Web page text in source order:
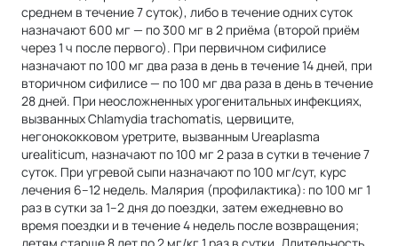
среднем в течение 7 суток), либо в течение одних суток
назначают 600 мг — по 300 мг в 2 приёма (второй приём
через 1 ч после первого). При первичном сифилисе
назначают по 100 мг два раза в день в течение 14 дней, при
вторичном сифилисе — по 100 мг два раза в день в течение
28 дней. При неосложненных урогенитальных инфекциях,
вызванных Chlamydia trachomatis, цервиците,
негонококковом уретрите, вызванным Ureaplasma
urealiticum, назначают по 100 мг 2 раза в сутки в течение 7
суток. При угревой сыпи назначают по 100 мг/сут, курс
лечения 6–12 недель. Малярия (профилактика): по 100 мг 1
раз в сутки за 1–2 дня до поездки, затем ежедневно во
время поездки и в течение 4 недель после возвращения;